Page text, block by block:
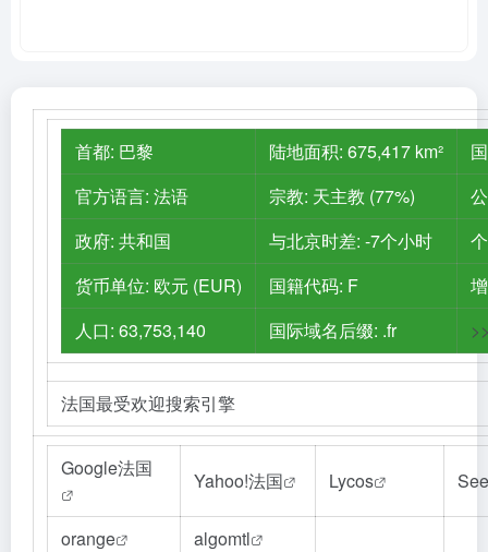
首都: 巴黎 陆地面积: 675,417 km²
官方语言: 法语
宗教: 天主教 (77%)
政府: 共和国
与北京时差: -7个小时
货币单位: 欧元 (EUR)
国籍代码: F
人口: 63,753,140
国际域名后缀: .fr
法国最受欢迎搜索引擎
Google法国
Yahoo!法国 Lycos
orange algomtl